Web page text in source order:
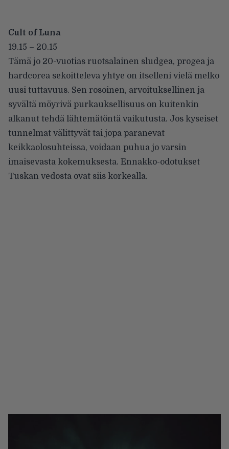
Cult of Luna
19.15 – 20.15
Tämä jo 20-vuotias ruotsalainen sludgea, progea ja
hardcorea sekoitteleva yhtye on itselleni vielä melko
uusi tuttavuus. Sen rosoinen, arvoituksellinen ja
syvältä möyrivä purkauksellisuus on kuitenkin
alkanut tehdä lähtemätöntä vaikutusta. Jos kyseiset
tunnelmat välittyvät tai jopa paranevat
keikkaolosuhteissa, voidaan puhua jo varsin
imaisevasta kokemuksesta. Ennakko-odotukset
Tuskan vedosta ovat siis korkealla.